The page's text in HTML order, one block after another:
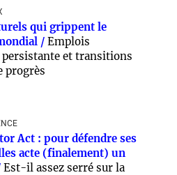
qui grippent le
/ Emplois
persistante et transitions
progrès
Act : pour défendre ses
acte (finalement) un
Est-il assez serré sur la